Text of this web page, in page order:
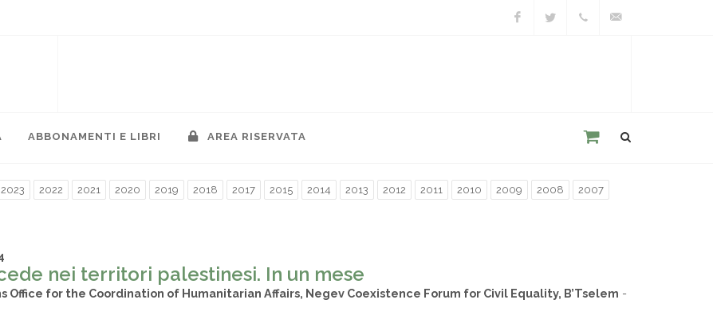
ABBONAMENTI E LIBRI AREA RISERVATA
2023 2022 2021 2020 2019 2018 2017 2015 2014 2013 2012 2011 2010 2009 2008
2007
nei territori palestinesi. In un mese
Office for the Coordination of Humanitarian Affairs, Negev Coexistence Forum for Civil Equality, B’Tselem -